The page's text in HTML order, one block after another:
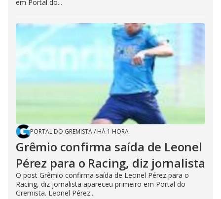
em Portal do...
PORTAL DO GREMISTA/ HÁ 1 HORA
Grêmio confirma saída de Leonel
Pérez para o Racing, diz jornalista
O post Grêmio confirma saída de Leonel Pérez para o
Racing, diz jornalista apareceu primeiro em Portal do
Gremista. Leonel Pérez...